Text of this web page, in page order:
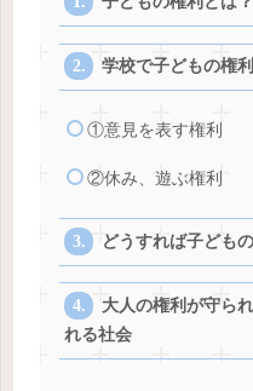
学校で子どもの権
①意見を表す権利
②休み、遊ぶ権利
どうすれば子ども
大人の権利が守ら
れる社会